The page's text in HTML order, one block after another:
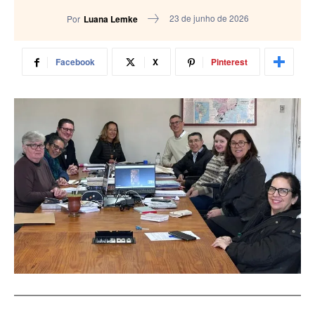
Por Luana Lemke 23 de junho de 2026
Facebook X Pinterest